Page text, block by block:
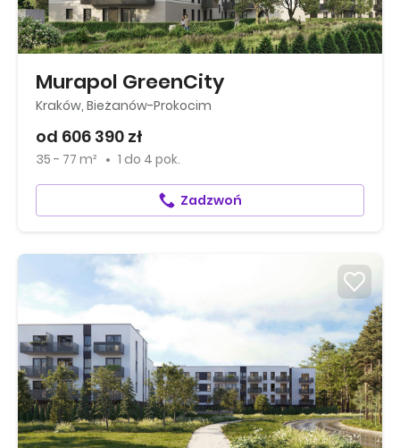
Murapol GreenCity
Kraków, Bieżanów-Prokocim
od 606 390 zł
35 - 77 m² 1 do 4 pok.
Zadzwoń